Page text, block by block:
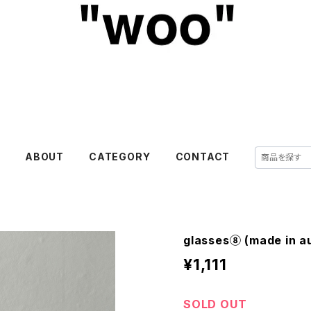
ABOUT CATEGORY CONTACT
glasses⑧ (made in
¥1,111
SOLD OUT